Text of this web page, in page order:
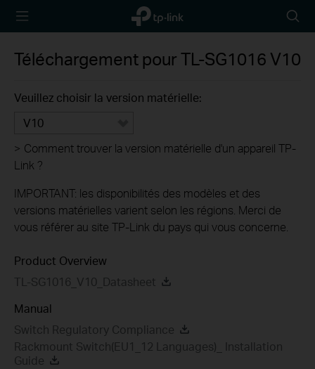
TP-Link,
Reliably
icon
Téléchargement pourTL-SG1016 V10
Veuillez choisir la version matérielle:
V10
> Comment trouver la version matérielle d'un appareil TP-
Link ?
IMPORTANT: les disponibilités des modèles et des
versions matérielles varient selon les régions. Merci de
vous référer au site TP-Link du pays qui vous concerne.
Product Overview
TL-SG1016_V10_Datasheet
Manual
Switch Regulatory Compliance
Rackmount Switch(EU1_12 Languages)_ Installation
Guide